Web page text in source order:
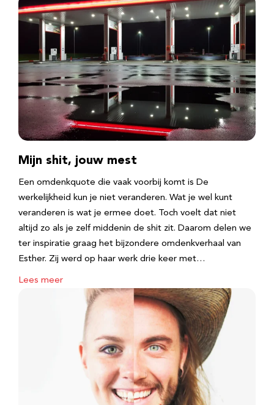
Mijn shit, jouw mest
Een omdenkquote die vaak voorbij komt is De
werkelijkheid kun je niet veranderen. Wat je wel kunt
veranderen is wat je ermee doet. Toch voelt dat niet
altijd zo als je zelf middenin de shit zit. Daarom delen we
ter inspiratie graag het bijzondere omdenkverhaal van
Esther. Zij werd op haar werk drie keer met…
Lees meer